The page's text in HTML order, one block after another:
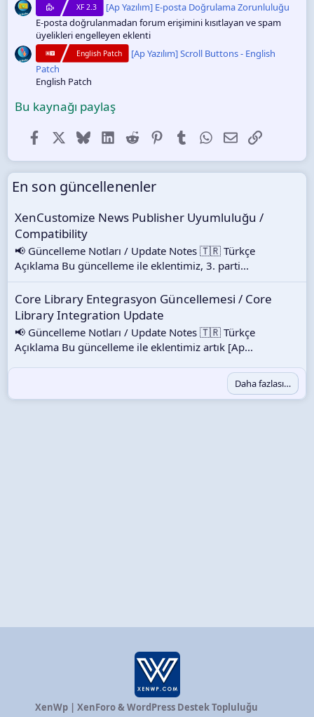
XF 2.3
[Ap Yazılım] E-posta Doğrulama Zorunluluğu
E-posta doğrulanmadan forum erişimini kısıtlayan ve spam
üyelikleri engelleyen eklenti
English Patch
[Ap Yazılım] Scroll Buttons - English
Patch
English Patch
Bu kaynağı paylaş
FacebookX (Twitter)
BlueskyLinkedIn
Reddit PinterestTumblr WhatsApp
E-postaLink
En son güncellenenler
XenCustomize News Publisher Uyumluluğu /
Compatibility
📢 Güncelleme Notları / Update Notes 🇹🇷 Türkçe
Açıklama Bu güncelleme ile eklentimiz, 3. parti...
Core Library Entegrasyon Güncellemesi / Core
Library Integration Update
📢 Güncelleme Notları / Update Notes 🇹🇷 Türkçe
Açıklama Bu güncelleme ile eklentimiz artık [Ap...
Daha fazlası…
XenWp | XenForo & WordPress Destek Topluluğu